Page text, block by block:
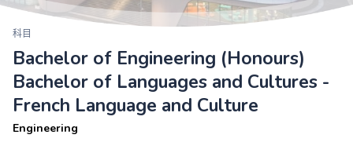
科目
Bachelor of Engineering (Honours)
Bachelor of Languages and Cultures -
French Language and Culture
Engineering